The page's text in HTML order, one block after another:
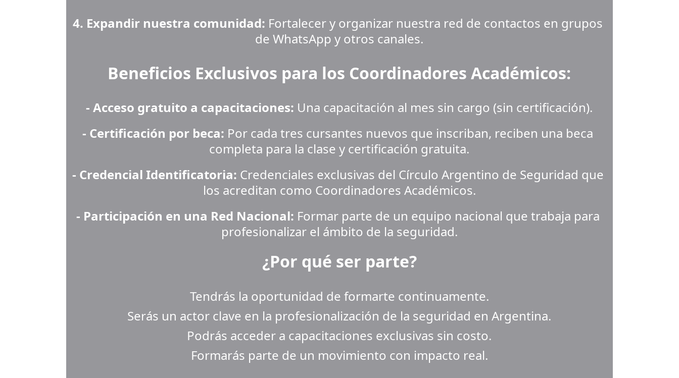
4. Expandir nuestra comunidad: Fortalecer y organizar nuestra red de contactos en grupos
de WhatsApp y otros canales.
Beneficios Exclusivos para los Coordinadores Académicos:
- Acceso gratuito a capacitaciones: Una capacitación al mes sin cargo (sin certificación).
- Certificación por beca: Por cada tres cursantes nuevos que inscriban, reciben una beca
completa para la clase y certificación gratuita.
- Credencial Identificatoria: Credenciales exclusivas del Círculo Argentino de Seguridad que
los acreditan como Coordinadores Académicos.
- Participación en una Red Nacional: Formar parte de un equipo nacional que trabaja para
profesionalizar el ámbito de la seguridad.
¿Por qué ser parte?
Tendrás la oportunidad de formarte continuamente.
Serás un actor clave en la profesionalización de la seguridad en Argentina.
Podrás acceder a capacitaciones exclusivas sin costo.
Formarás parte de un movimiento con impacto real.